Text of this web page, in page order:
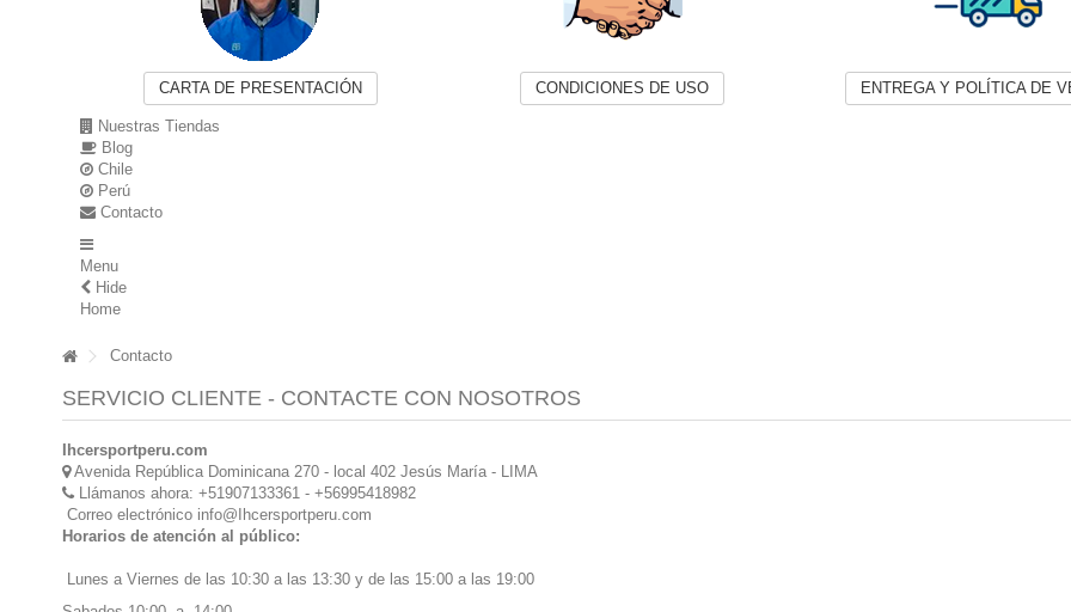
CARTA DE PRESENTACIÓN CONDICIONES DE USO ENTREGA Y POLÍTICA DE
Nuestras Tiendas
Blog
Chile
Perú
Contacto
Menu
Hide
Home
Contacto
SERVICIO CLIENTE - CONTACTE CON NOSOTROS
Ihcersportperu.com
Avenida República Dominicana 270 - local 402 Jesús María - LIMA
Llámanos ahora: +51907133361 - +56995418982
Correo electrónico info@Ihcersportperu.com
Horarios de atención al público:
Lunes a Viernes de las 10:30 a las 13:30 y de las 15:00 a las 19:00